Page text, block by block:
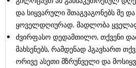
და სიყვარული შთაგვაგონებს მე
ყოველდღიურად. მადლობა
ძვირფასო დედამთილო, თქვენი
მახსენებს, რამდენად ჰგავხართ
ორივე ასეთი მზრუნველი და